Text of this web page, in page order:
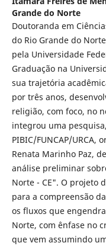
Grande do Norte
Doutoranda em
do Rio Grande do
pela Universidade
Graduação na
sua trajetória
por três anos,
religião, com foco, no
integrou uma
PIBIC/FUNCAP/
Renata Marinho Paz,
análise preliminar
Norte - CE". O projeto
para a compreensão
os fluxos que
Norte, com ênfase no
que vem assumindo